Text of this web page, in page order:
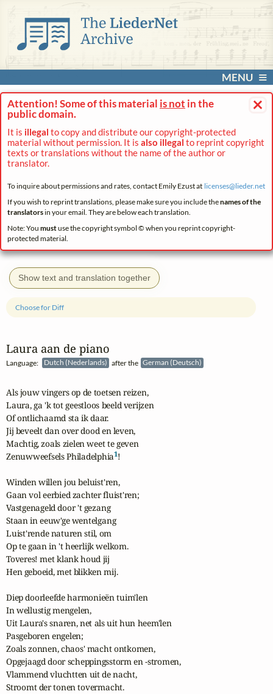
MENU
×
Attention! Some of this material is not in the
public domain.
It is illegal to copy and distribute our copyright-protected
material without permission. It is also illegal to reprint copyright
texts or translations without the name of the author or
translator.
To inquire about permissions and rates, contact Emily Ezust at licenses@lieder.net
If you wish to reprint translations, please make sure you include thenames of the
translatorsin your email. They are below each translation.
Note: You mustuse the copyright symbol © when you reprint copyright-
protected material.
Show text and translation together
Laura aan de piano
Language: Dutch (Nederlands) after the German (Deutsch)
Choose for Diff
Als jouw vingers op de toetsen reizen,
Laura, ga 'k tot geestloos beeld verijzen
Of ontlichaamd sta ik daar.
Jij beveelt dan over dood en leven,
Machtig, zoals zielen weet te geven
Zenuwweefsels Philadelphia1!
Winden willen jou beluist'ren,
Gaan vol eerbied zachter fluist'ren;
Vastgenageld door 't gezang
Staan in eeuw'ge wentelgang
Luist'rende naturen stil, om
Op te gaan in 't heerlijk welkom.
Toveres! met klank houd jij
Hen geboeid, met blikken mij.
Diep doorleefde harmonieën tuim'len
In wellustig mengelen,
Uit Laura's snaren, net als uit hun heem'len
Pasgeboren engelen;
Zoals zonnen, chaos' macht ontkomen,
Opgejaagd door scheppingsstorm en -stromen,
Vlammend vluchtten uit de nacht,
Stroomt der tonen tovermacht.